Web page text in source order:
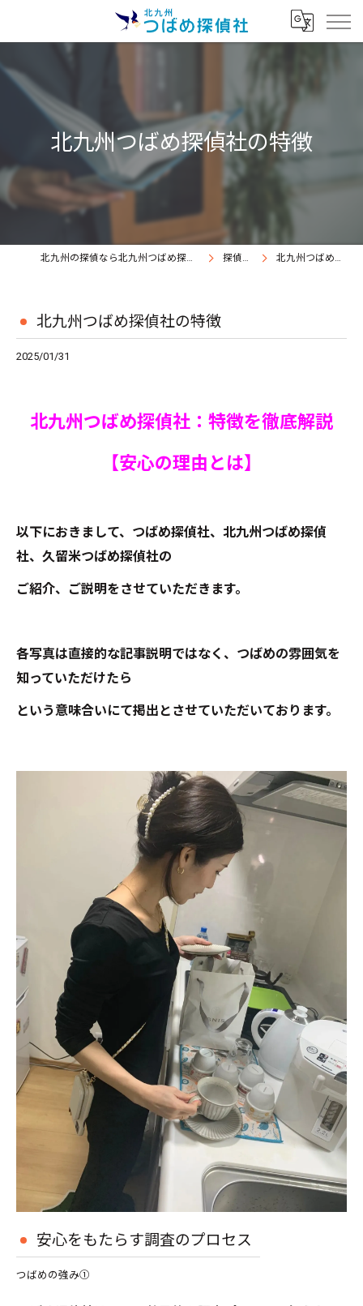
北九州つばめ探偵社の特徴
北九州の探偵なら北九州つばめ探偵社｜証拠満載提出継続中 探偵コラム 北九州つばめ探偵社の特徴
北九州つばめ探偵社の特徴
2025/01/31
北九州つばめ探偵社：特徴を徹底解説
【安心の理由とは】
以下におきまして、つばめ探偵社、北九州つばめ探偵
社、久留米つばめ探偵社の
ご紹介、ご説明をさせていただきます。
各写真は直接的な記事説明ではなく、つばめの雰囲気を
知っていただけたら
という意味合いにて掲出とさせていただいております。
安心をもたらす調査のプロセス
つばめの強み①